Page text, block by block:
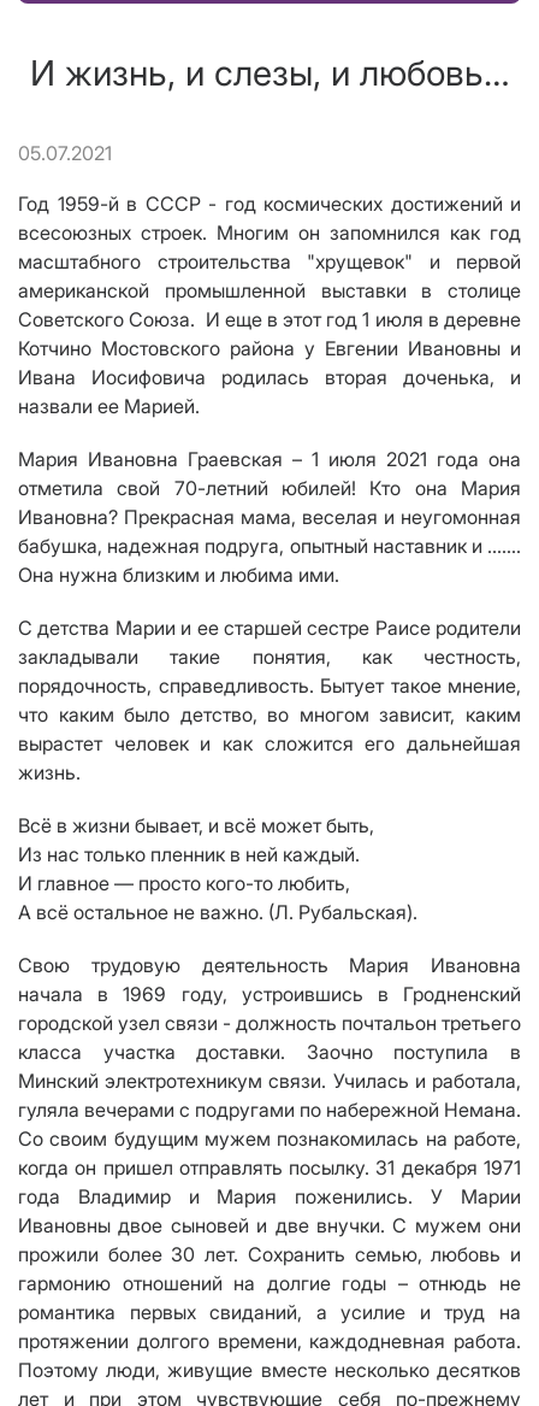
И жизнь, и слезы, и любовь…
05.07.2021
Год 1959-й в СССР - год космических достижений и
всесоюзных строек. Многим он запомнился как год
масштабного строительства "хрущевок" и первой
американской промышленной выставки в столице
Советского Союза. И еще в этот год 1 июля в деревне
Котчино Мостовского района у Евгении Ивановны и
Ивана Иосифовича родилась вторая доченька, и
назвали ее Марией.
Мария Ивановна Граевская – 1 июля 2021 года она
отметила свой 70-летний юбилей! Кто она Мария
Ивановна? Прекрасная мама, веселая и неугомонная
бабушка, надежная подруга, опытный наставник и …….
Она нужна близким и любима ими.
С детства Марии и ее старшей сестре Раисе родители
закладывали такие понятия, как честность,
порядочность, справедливость. Бытует такое мнение,
что каким было детство, во многом зависит, каким
вырастет человек и как сложится его дальнейшая
жизнь.
Всё в жизни бывает, и всё может быть,
Из нас только пленник в ней каждый.
И главное — просто кого-то любить,
А всё остальное не важно. (Л. Рубальская).
Свою трудовую деятельность Мария Ивановна
начала в 1969 году, устроившись в Гродненский
городской узел связи - должность почтальон третьего
класса участка доставки. Заочно поступила в
Минский электротехникум связи. Училась и работала,
гуляла вечерами с подругами по набережной Немана.
Со своим будущим мужем познакомилась на работе,
когда он пришел отправлять посылку. 31 декабря 1971
года Владимир и Мария поженились. У Марии
Ивановны двое сыновей и две внучки. С мужем они
прожили более 30 лет. Сохранить семью, любовь и
гармонию отношений на долгие годы – отнюдь не
романтика первых свиданий, а усилие и труд на
протяжении долгого времени, каждодневная работа.
Поэтому люди, живущие вместе несколько десятков
лет и при этом чувствующие себя по-прежнему